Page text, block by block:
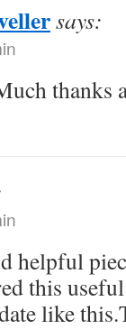
says:
thanks
helpful
this
like